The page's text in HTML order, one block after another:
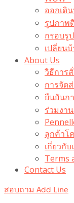
ออกเดิ
รูปภาพ
กรอบรู
เปลี่ยน
About Us
วิธีการ
การจัด
ยืนยันก
ร่วมงา
ลูกค้าโ
เกี่ยวกับ
Terms
Contact Us
สอบถาม Add Line